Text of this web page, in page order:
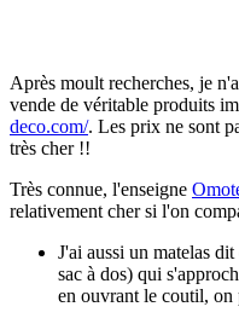
Après moult recherches, je
vende de véritable produits
deco.com/. Les prix ne sont
très cher !!
Très connue, l'enseigne
relativement cher si l'on
J'ai aussi un matelas
sac à dos) qui
en ouvrant le coutil, on